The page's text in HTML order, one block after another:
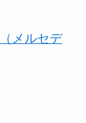
メルセデ